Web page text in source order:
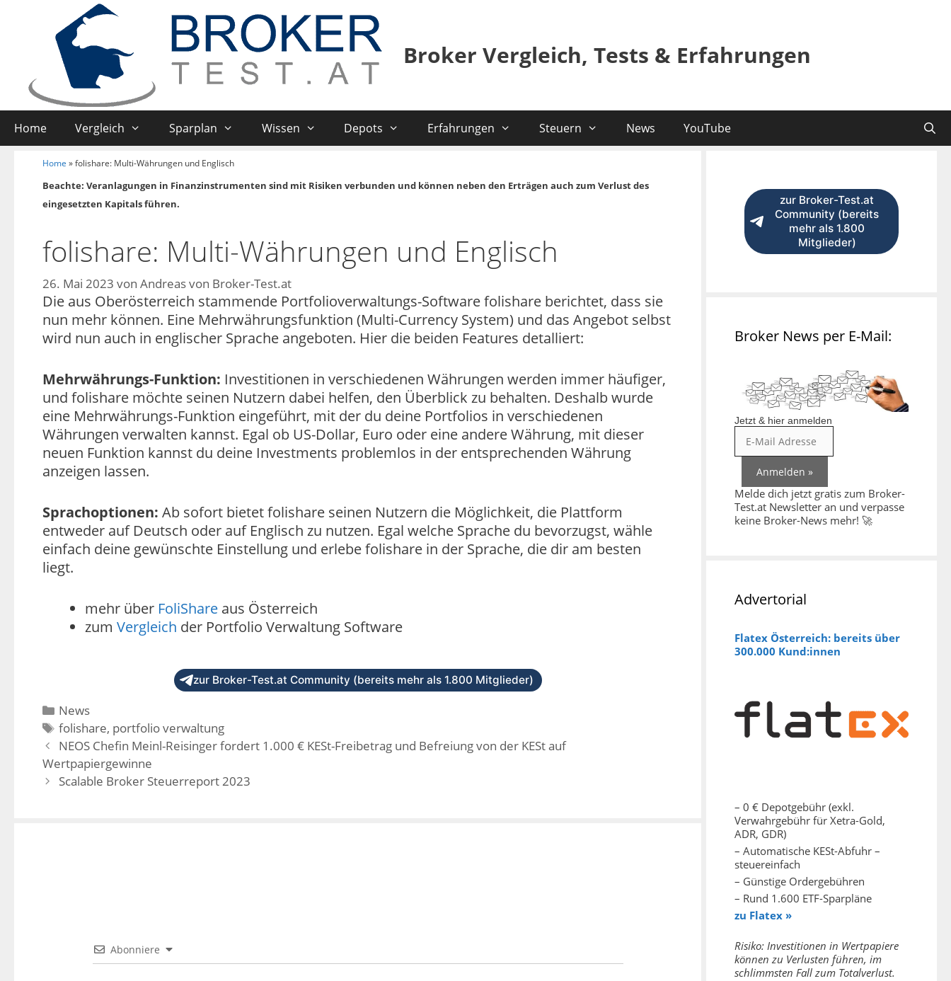
Broker Vergleich, Tests & Erfahrungen
Home Vergleich Sparplan Wissen Depots Erfahrungen Steuern News YouTube
Home »folishare: Multi-Währungen und Englisch
Beachte: Veranlagungen in Finanzinstrumenten sind mit Risiken verbunden und können neben den Erträgen auch zum Verlust des
eingesetzten Kapitals führen.
folishare: Multi-Währungen und Englisch
26. Mai 2023 von Andreas von Broker-Test.at
Die aus Oberösterreich stammende Portfolioverwaltungs-Software folishare berichtet, dass sie
nun mehr können. Eine Mehrwährungsfunktion (Multi-Currency System) und das Angebot selbst
wird nun auch in englischer Sprache angeboten. Hier die beiden Features detalliert:
Mehrwährungs-Funktion: Investitionen in verschiedenen Währungen werden immer häufiger,
und folishare möchte seinen Nutzern dabei helfen, den Überblick zu behalten. Deshalb wurde
eine Mehrwährungs-Funktion eingeführt, mit der du deine Portfolios in verschiedenen
Währungen verwalten kannst. Egal ob US-Dollar, Euro oder eine andere Währung, mit dieser
neuen Funktion kannst du deine Investments problemlos in der entsprechenden Währung
anzeigen lassen.
Sprachoptionen: Ab sofort bietet folishare seinen Nutzern die Möglichkeit, die Plattform
entweder auf Deutsch oder auf Englisch zu nutzen. Egal welche Sprache du bevorzugst, wähle
einfach deine gewünschte Einstellung und erlebe folishare in der Sprache, die dir am besten
liegt.
mehr über FoliShare aus Österreich
zum Vergleich der Portfolio Verwaltung Software
zur Broker-Test.at Community (bereits mehr als 1.800 Mitglieder)
News
folishare, portfolio verwaltung
NEOS Chefin Meinl-Reisinger fordert 1.000 € KESt-Freibetrag und Befreiung von der KESt auf
Wertpapiergewinne
Scalable Broker Steuerreport 2023
Abonniere
zur Broker-Test.at
Community (bereits
mehr als 1.800
Mitglieder)
Broker News per E-Mail:
Jetzt & hier anmelden
Melde dich jetzt gratis zum Broker-
Test.at Newsletter an und verpasse
keine Broker-News mehr! 🚀
Advertorial
Flatex Österreich: bereits über
300.000 Kund:innen
– 0 € Depotgebühr (exkl.
Verwahrgebühr für Xetra-Gold,
ADR, GDR)
– Automatische KESt-Abfuhr –
steuereinfach
– Günstige Ordergebühren
– Rund 1.600 ETF-Sparpläne
zu Flatex »
Risiko: Investitionen in Wertpapiere
können zu Verlusten führen, im
schlimmsten Fall zum Totalverlust.